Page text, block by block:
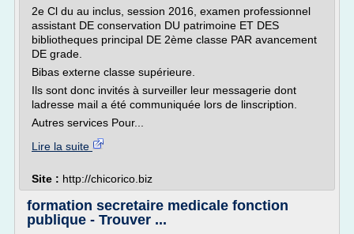
2e Cl du au inclus, session 2016, examen professionnel
assistant DE conservation DU patrimoine ET DES
bibliotheques principal DE 2ème classe PAR avancement
DE grade.
Bibas externe classe supérieure.
Ils sont donc invités à surveiller leur messagerie dont
ladresse mail a été communiquée lors de linscription.
Autres services Pour...
Lire la suite
Site : http://chicorico.biz
formation secretaire medicale fonction
publique - Trouver ...